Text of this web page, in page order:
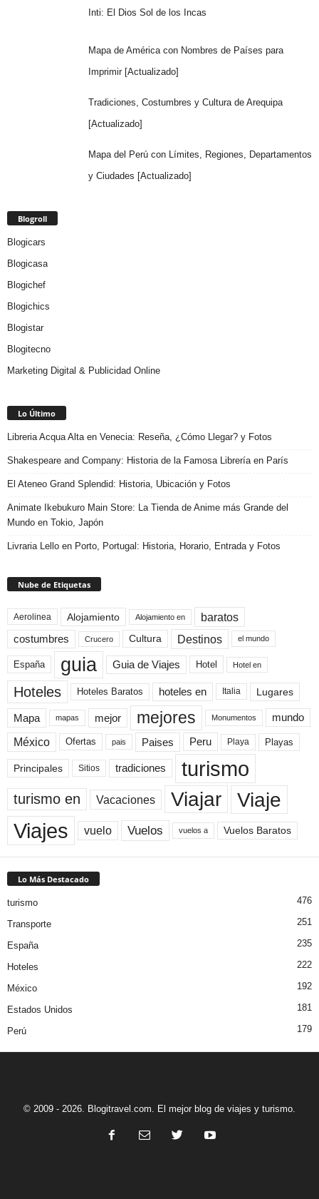
Inti: El Dios Sol de los Incas
Mapa de América con Nombres de Países para
Imprimir [Actualizado]
Tradiciones, Costumbres y Cultura de Arequipa
[Actualizado]
Mapa del Perú con Límites, Regiones, Departamentos
y Ciudades [Actualizado]
Blogroll
Blogicars
Blogicasa
Blogichef
Blogichics
Blogistar
Blogitecno
Marketing Digital & Publicidad Online
Lo Último
Libreria Acqua Alta en Venecia: Reseña, ¿Cómo Llegar? y Fotos
Shakespeare and Company: Historia de la Famosa Librería en París
El Ateneo Grand Splendid: Historia, Ubicación y Fotos
Animate Ikebukuro Main Store: La Tienda de Anime más Grande del
Mundo en Tokio, Japón
Livraria Lello en Porto, Portugal: Historia, Horario, Entrada y Fotos
Nube de Etiquetas
Aerolinea Alojamiento Alojamiento en baratos
costumbres Crucero Cultura Destinos el mundo
España guia Guia de Viajes Hotel Hotel en
Hoteles Hoteles Baratos hoteles en Italia Lugares
Mapa mapas mejor mejores Monumentos mundo
México Ofertas pais Paises Peru Playa Playas
Principales Sitios tradiciones turismo
turismo en Vacaciones Viajar Viaje
Viajes vuelo Vuelos vuelos a Vuelos Baratos
Lo Más Destacado
turismo 476
Transporte 251
España 235
Hoteles 222
México 192
Estados Unidos 181
Perú 179
© 2009 - 2026. Blogitravel.com. El mejor blog de viajes y turismo.